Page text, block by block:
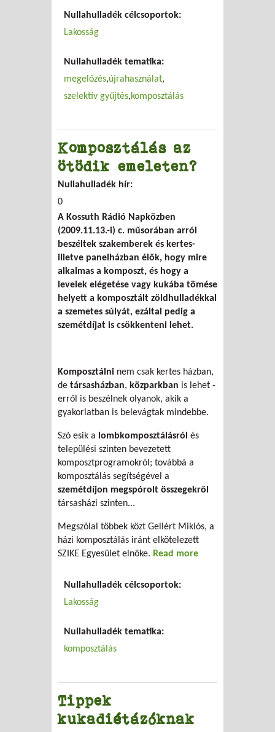
vagyok
Nullahulladék célcsoportok:
Lakosság
Nullahulladék tematika:
megelőzés újrahasználat
szelektív gyűjtés komposztálás
Komposztálás az
ötödik emeleten?
Nullahulladék hír:
0
A Kossuth Rádió Napközben
(2009.11.13.-i) c. műsorában arról
beszéltek szakemberek és kertes-
illetve panelházban élők, hogy mire
alkalmas a komposzt, és hogy a
levelek elégetése vagy kukába tömése
helyett a komposztált zöldhulladékkal
a szemetes súlyát, ezáltal pedig a
szemétdíjat is csökkenteni lehet.
Komposztálni nem csak kertes házban,
de társasházban, közparkban is lehet -
erről is beszélnek olyanok, akik a
gyakorlatban is belevágtak mindebbe.
Szó esik a lombkomposztálásról és
települési szinten bevezetett
komposztprogramokról; továbbá a
komposztálás segítségével a
szemétdíjon megspórolt összegekről
társasházi szinten...
Megszólal többek közt Gellért Miklós, a
házi komposztálás iránt elkötelezett
SZIKE Egyesület elnöke. Read more
Nullahulladék célcsoportok:
Lakosság
Nullahulladék tematika:
komposztálás
Tippek
kukadiétázóknak